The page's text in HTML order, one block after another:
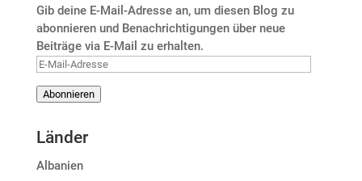
Gib deine E-Mail-Adresse an, um diesen Blog zu
abonnieren und Benachrichtigungen über neue
Beiträge via E-Mail zu erhalten.
E-
Adresse
Abonnieren
Länder
Albanien